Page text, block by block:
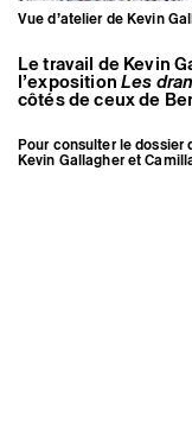
Vue d’atelier de Kevin
Le travail de Kevin
l’expositionLes
côtés de ceux de
Pour consulter le dossier
Kevin Gallagher et